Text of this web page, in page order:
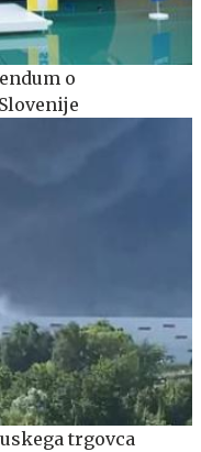
o
trgovca